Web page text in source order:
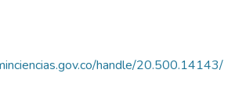
handle/20.500.14143/